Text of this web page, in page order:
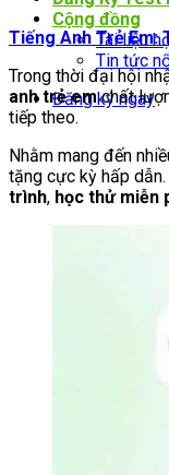
Cộng đồng
Tài liệu
Tin tức
Đăng ký ngay
Tiếng Anh Trẻ Em:
Trong thời đại hội
anh trẻ emchất
tiếp theo.
Nhằm mang đến
tặng cực kỳ hấp
trình, học thử miễn